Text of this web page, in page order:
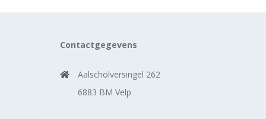
Contactgegevens
Aalscholversingel 262
6883 BM Velp